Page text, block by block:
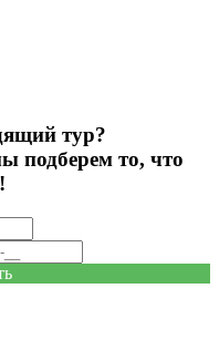
тур?
подберем то, что